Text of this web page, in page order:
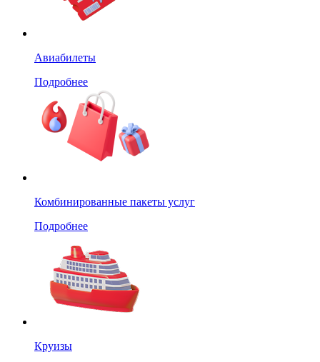
Авиабилеты
Подробнее
Комбинированные пакеты услуг
Подробнее
Круизы